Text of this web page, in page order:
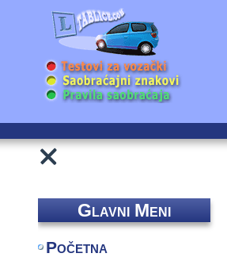
Glavni Meni
Početna